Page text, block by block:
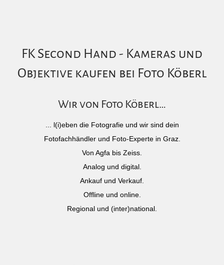
FK Second Hand - Kameras und
Objektive kaufen bei Foto Köberl
Wir von Foto Köberl…
... l(i)eben die Fotografie und wir sind dein
Fotofachhändler und Foto-Experte in Graz.
Von Agfa bis Zeiss.
Analog und digital.
Ankauf und Verkauf.
Offline und online.
Regional und (inter)national.